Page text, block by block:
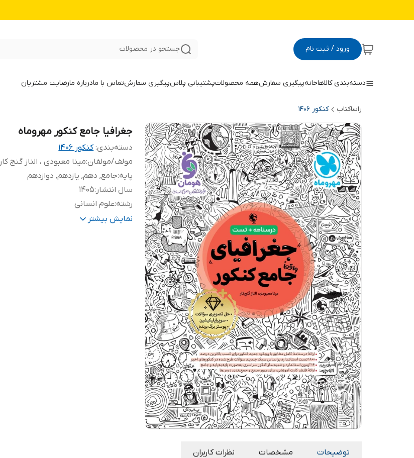
ورود / ثبت نام جستجو در محصولات
دسته‌بندی کالاهاخانهپیگیری سفارشهمه محصولاتپشتیبانی پلاسپیگیری سفارشتماس با مادرباره مارضایت مشتریان
راساکتاب کنکور 140۶
جغرافیا جامع کنکور مهروماه
دسته‌بندی:کنکور 140۶
مولف/مولفان:مینا معبودی ، الناز گنج کار
پایه:جامع, دهم, یازدهم, دوازدهم
سال انتشار :
1405
رشته:علوم انسانی
تعداد صفحات :
356 نمایش بیشتر
توضیحات مشخصات نظرات کاربران